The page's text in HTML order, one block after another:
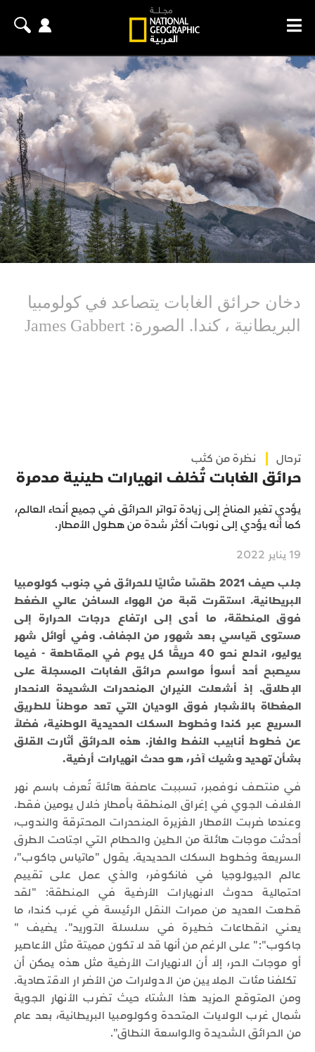
دخان حرائق الغابات يتصاعد في كولومبيا
البريطانية ، كندا. الصورة: James Gabbert
ترحال نظرة من كثب
حرائق الغابات تُخلف انهيارات طينية مدمرة
يؤدي تغير المناخ إلى زيادة تواتر الحرائق في جميع أنحاء العالم،
كما أنه يؤدي إلى نوبات أكثر شدة من هطول الأمطار.
19 يناير 2022
جلب صيف 2021 طقسًا مثاليًا للحرائق في جنوب كولومبيا
البريطانية. استقرت قبة من الهواء الساخن عالي الضغط
فوق المنطقة، ما أدى إلى ارتفاع درجات الحرارة إلى
مستوى قياسي بعد شهور من الجفاف. وفي أوائل شهر
يوليو، اندلع نحو 40 حريقًا كل يوم في المقاطعة - فيما
سيصبح أحد أسوأ مواسم حرائق الغابات المسجلة على
الإطلاق. إذ أشعلت النيران المنحدرات الشديدة الانحدار
المغطاة بالأشجار فوق الوديان التي تعد موطناً للطريق
السريع عبر كندا وخطوط السكك الحديدية الوطنية، فضلاً
عن خطوط أنابيب النفط والغاز. هذه الحرائق أثارت القلق
بشأن تهديد وشيك آخر، هو حدث انهيارات أرضية.
في منتصف نوفمبر، تسببت عاصفة هائلة تُعرف باسم نهر
الغلاف الجوي في إغراق المنطقة بأمطار خلال يومين فقط.
وعندما ضربت الأمطار الغزيرة المنحدرات المحترقة والندوب،
أحدثت موجات هائلة من الطين والحطام التي اجتاحت الطرق
السريعة وخطوط السكك الحديدية. يقول "ماتياس جاكوب"،
عالم الجيولوجيا في فانكوفر، والذي عمل على تقييم
احتمالية حدوث الانهيارات الأرضية في المنطقة: "لقد
قطعت العديد من ممرات النقل الرئيسة في غرب كندا، ما
يعني انقطاعات خطيرة في سلسلة التوريد". يضيف "
جاكوب":" على الرغم من أنها قد لا تكون مميتة مثل الأعاصير
أو موجات الحر، إلا أن الانهيارات الأرضية مثل هذه يمكن أن
تكلفنا مئات الملايين من الدولارات من الأضرار الاقتصادية.
ومن المتوقع المزيد هذا الشتاء حيث تضرب الأنهار الجوية
شمال غرب الولايات المتحدة وكولومبيا البريطانية، بعد عام
من الحرائق الشديدة والواسعة النطاق".